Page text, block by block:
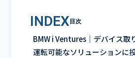
INDEX目次
BMW i Ventures｜デバイス取
運転可能なソリューションに